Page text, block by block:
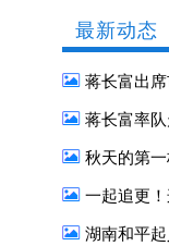
最新动态
蒋长富出席市
蒋长富率
秋天的第
一起追更
湖南和平起